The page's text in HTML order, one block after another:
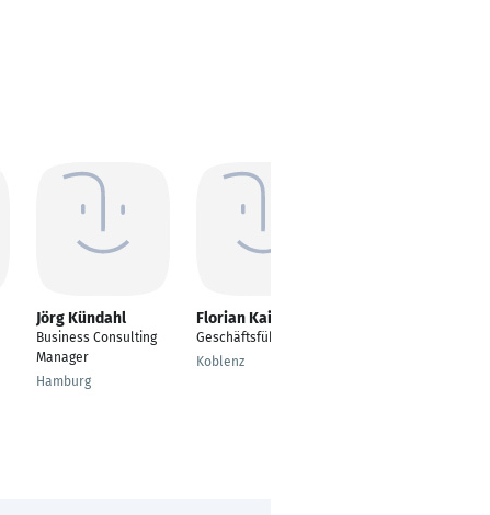
Jörg Kündahl
Business Consulting
Manager
Hamburg
Florian Kaindl
Geschäftsführer
Koblenz